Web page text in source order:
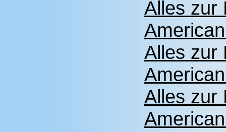
Alles zur
Alles zur
Alles zur